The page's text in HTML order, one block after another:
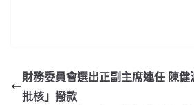
財務委員會選出正副主席連任 陳
批核」撥款